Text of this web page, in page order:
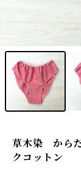
草木染 から
クコットン